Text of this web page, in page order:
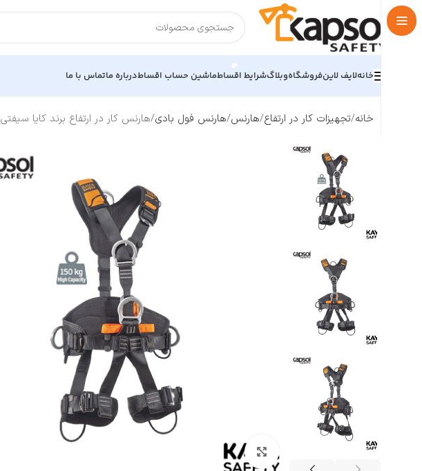
خانهلایف لاینفروشگاهوبلاگشرایط اقساطماشین حساب اقساطدرباره ماتماس با ما
خانه تجهیزات کار در ارتفاع هارنس هارنس فول بادی هارنس کار در ارتفاع برند کایا سیفتی KAYA SAFETY مدل P-455 Y
بزرگنمایی تصویر